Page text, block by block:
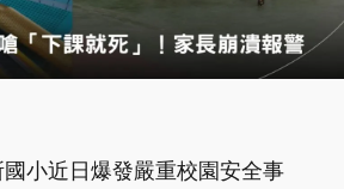
小近日爆發嚴重校園安全事